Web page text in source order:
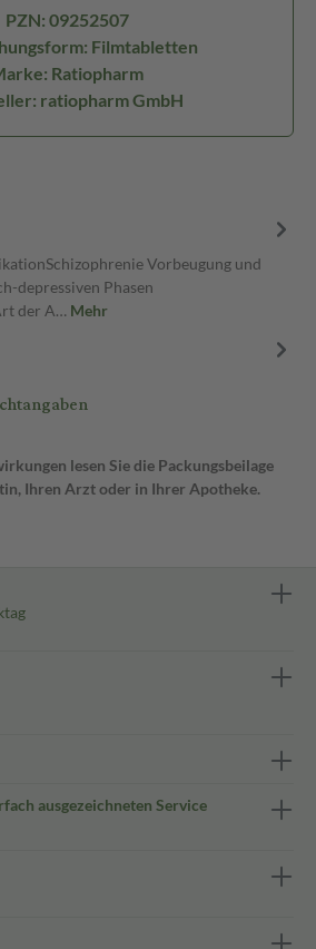
PZN: 09252507
Filmtabletten
Ratiopharm
ratiopharm GmbH
Vorbeugung und
depressiven Phasen
der A… Mehr
lesen Sie die Packungsbeilage
Ihren Arzt oder in Ihrer Apotheke.
ausgezeichneten Service